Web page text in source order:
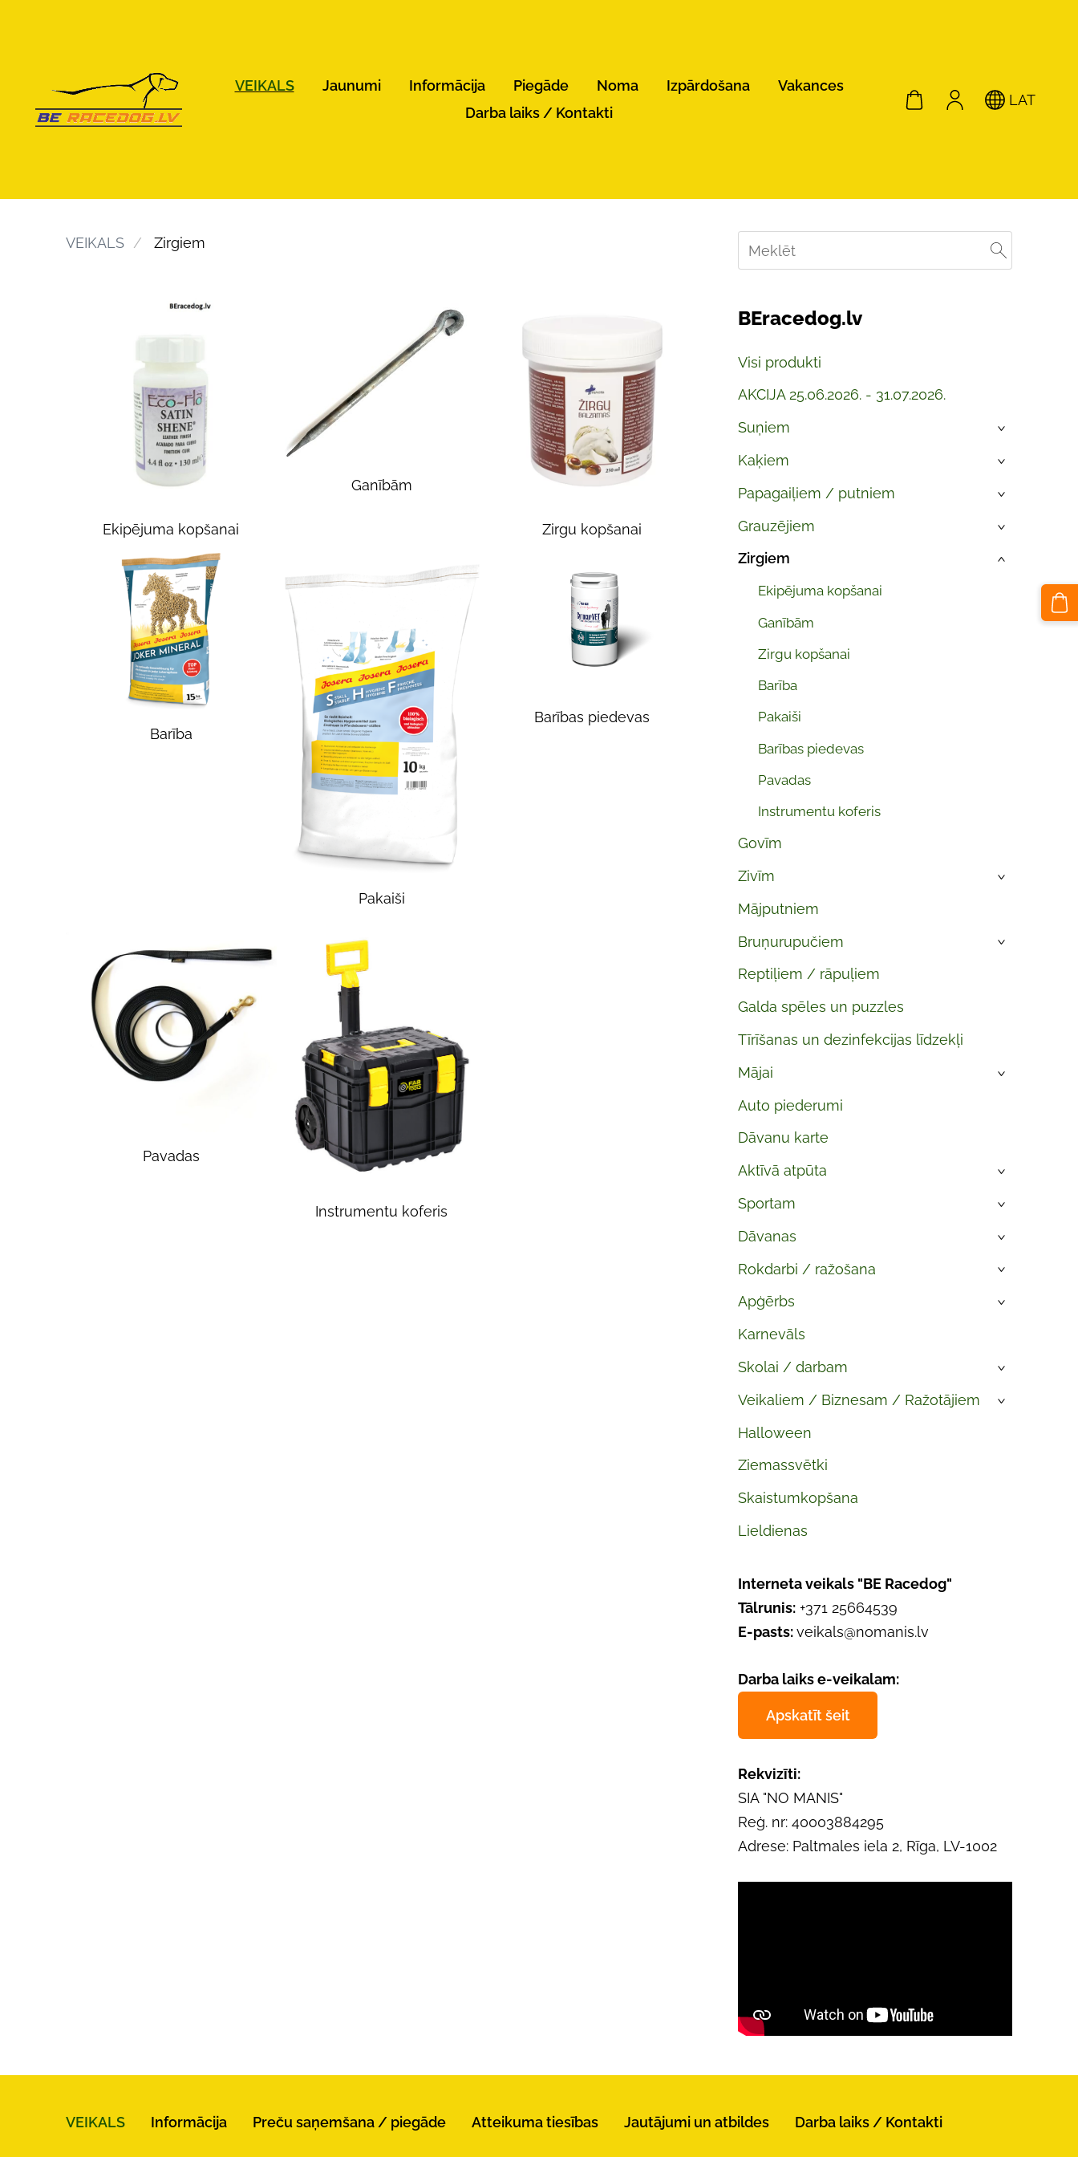
VEIKALS Jaunumi Informācija Piegāde Noma Izpārdošana
Vakances
Darba laiks / Kontakti
LAT
BEracedog.lv
Visi produkti
AKCIJA 25.06.2026. - 31.07.2026.
Suņiem
›
Kaķiem ›
Papagaiļiem / putniem ›
Grauzējiem ›
Zirgiem
Ekipējuma kopšanai
Ganībām
Zirgu kopšanai
Barība
Pakaiši
Barības piedevas
Pavadas
Instrumentu koferis
›
Govīm
Zivīm
›
Mājputniem
Bruņurupučiem
›
Reptiļiem / rāpuļiem
Galda spēles un puzzles
Tīrīšanas un dezinfekcijas līdzekļi
Mājai
›
Auto piederumi
Dāvanu karte
Aktīvā atpūta
›
Sportam ›
Dāvanas ›
Rokdarbi / ražošana ›
Apģērbs ›
Karnevāls
Skolai / darbam
›
Veikaliem / Biznesam / Ražotājiem ›
Halloween
Ziemassvētki
Skaistumkopšana
Lieldienas
Interneta veikals "BE Racedog"
Tālrunis:+371 25664539
E-pasts:veikals@nomanis.lv
Darba laiks e-veikalam:
Apskatīt šeit
Rekvizīti:
SIA "NO MANIS"
Reģ. nr: 40003884295
Adrese: Paltmales iela 2, Rīga, LV-1002
VEIKALS Zirgiem
Ekipējuma kopšanai
Ganībām
Zirgu kopšanai
Barība
Pakaiši
Barības piedevas
Pavadas
Instrumentu koferis
VEIKALS Informācija Preču saņemšana / piegāde Atteikuma tiesības Jautājumi un atbildes Darba laiks / Kontakti